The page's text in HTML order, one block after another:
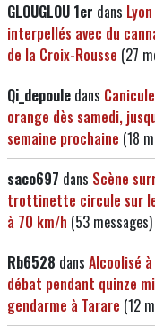
GLOUGLOU 1er dans
interpellés avec du
de la Croix-Rousse (27
Qi_depoule dans
orange dès samedi,
semaine prochaine (18
saco697 dans Scène
trottinette circule sur
à 70 km/h (53 messages)
Rb6528 dans Alcoolisé
débat pendant quinze
gendarme à Tarare (12